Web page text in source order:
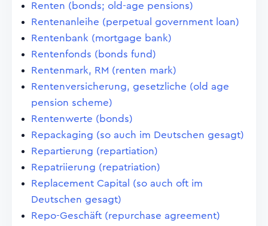
Renten (bonds; old-age pensions)
Rentenanleihe (perpetual government loan)
Rentenbank (mortgage bank)
Rentenfonds (bonds fund)
Rentenmark, RM (renten mark)
Rentenversicherung, gesetzliche (old age
pension scheme)
Rentenwerte (bonds)
Repackaging (so auch im Deutschen gesagt)
Repartierung (repartiation)
Repatriierung (repatriation)
Replacement Capital (so auch oft im
Deutschen gesagt)
Repo-Geschäft (repurchase agreement)